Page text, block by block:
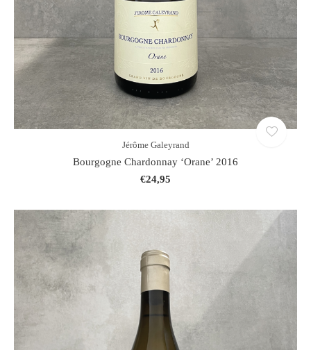
Jérôme Galeyrand
Bourgogne Chardonnay ‘Orane’ 2016
€24,95